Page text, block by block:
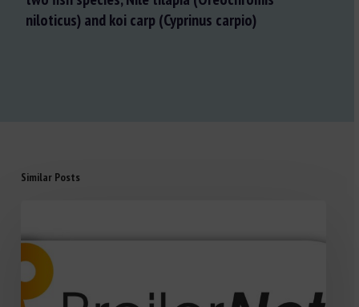
niloticus) and koi carp (Cyprinus carpio)
Similar Posts